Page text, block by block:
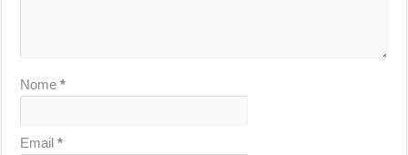
Nome*
Email*